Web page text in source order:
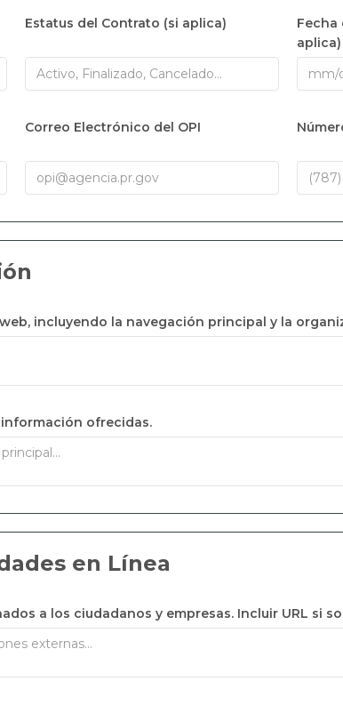
Estatus del Contrato (si aplica)
Fecha
aplica)
Correo Electrónico del OPI
incluyendo la navegación principal y la
ofrecidas.
en Línea
a los ciudadanos y empresas. Incluir URL si